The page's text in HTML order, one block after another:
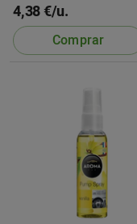
4,38 €/u.
Comprar